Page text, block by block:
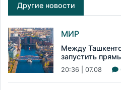
Другие новости
МИР
Между
запустить
20:36 | 07.08